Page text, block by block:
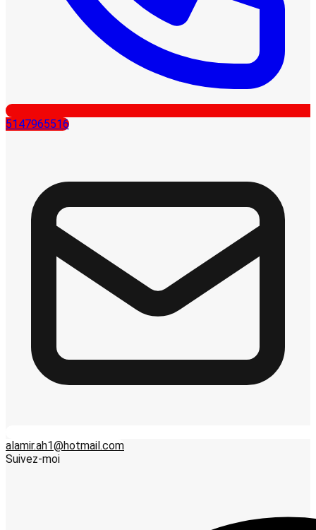
5147965516
alamir.ah1@hotmail.com
Suivez-moi